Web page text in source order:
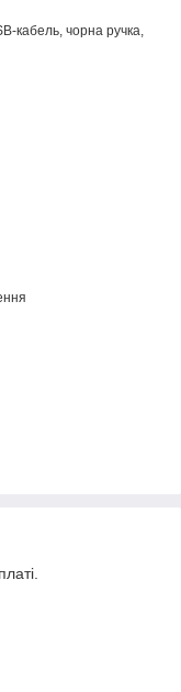
кабель, чорна ручка,